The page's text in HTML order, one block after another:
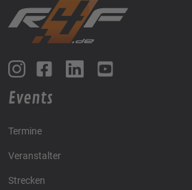
Events
Termine
Veranstalter
Strecken